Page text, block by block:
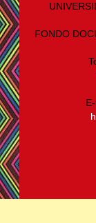
FONDO